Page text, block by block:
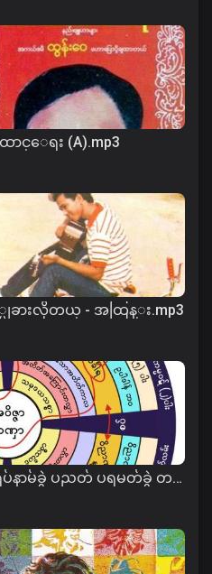
ေရး (A).mp3
ျခားလိုတယ္ - အထြန္း.mp3
05 - ၁၅-၄-၁၉၉၃ (နံနက်) ရုပ်နာမ်ခွဲ ပညတ် ပရမတ်ခွဲ တရား